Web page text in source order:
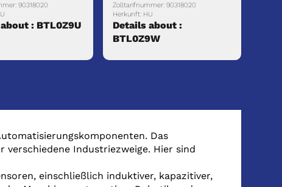
90318020
: BTL0Z9U
Zolltarifnummer: 90318020
Herkunft: HU
Details about :
BTL0Z9W
Das
Industriezweige. Hier sind
einschließlich induktiver, kapazitiver,